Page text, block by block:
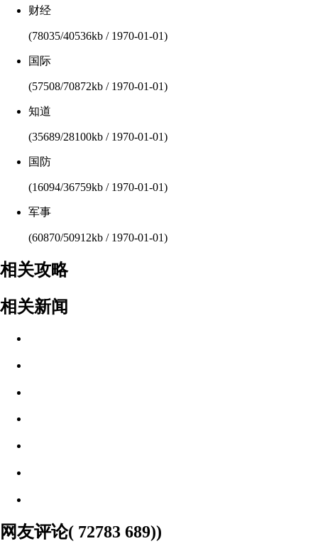
财经
(78035/40536kb / 1970-01-01)
国际
(57508/70872kb / 1970-01-01)
知道
(35689/28100kb / 1970-01-01)
国防
(16094/36759kb / 1970-01-01)
军事
(60870/50912kb / 1970-01-01)
相关攻略
相关新闻
网友评论( 72783 689))